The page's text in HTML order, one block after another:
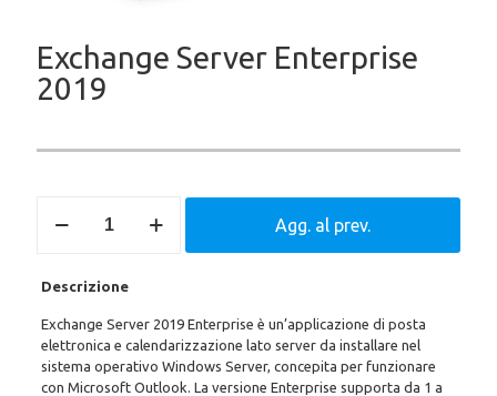
Exchange Server Enterprise
2019
Server
quantità
Agg. al prev.
Descrizione
Exchange Server 2019 Enterprise è un’applicazione di posta
elettronica e calendarizzazione lato server da installare nel
sistema operativo Windows Server, concepita per funzionare
con Microsoft Outlook. La versione Enterprise supporta da 1 a